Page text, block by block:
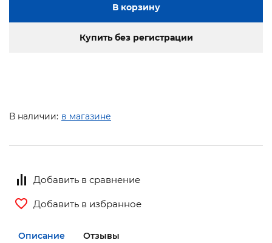
В корзину
Купить без регистрации
В наличии: в магазине
Добавить в сравнение
Добавить в избранное
Описание Отзывы